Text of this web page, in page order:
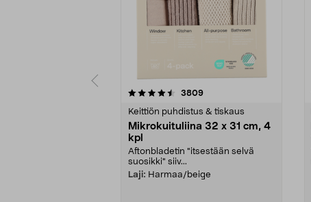
3809arvostelut
Keittiön puhdistus & tiskaus
Mikrokuituliina 32 x 31 cm, 4
kpl
Aftonbladetin "itsestään selvä
suosikki" siiv...
Laji: Harmaa/beige
4.5viidestä